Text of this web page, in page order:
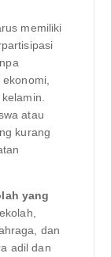
memiliki
atau
kurang
yang
dan
adil dan